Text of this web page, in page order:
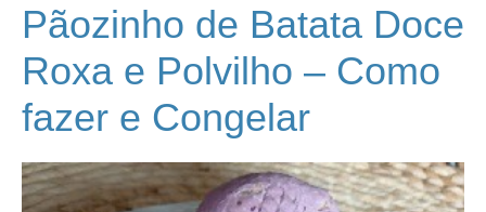
Pãozinho de Batata Doce
Roxa e Polvilho – Como
fazer e Congelar